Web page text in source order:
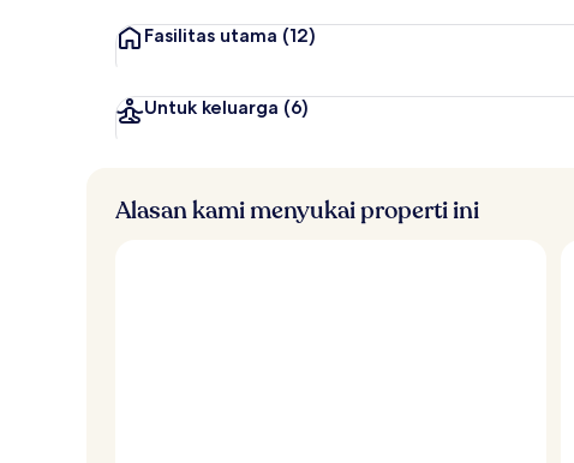
Fasilitas utama (12)
Untuk keluarga (6)
Alasan kami menyukai properti ini